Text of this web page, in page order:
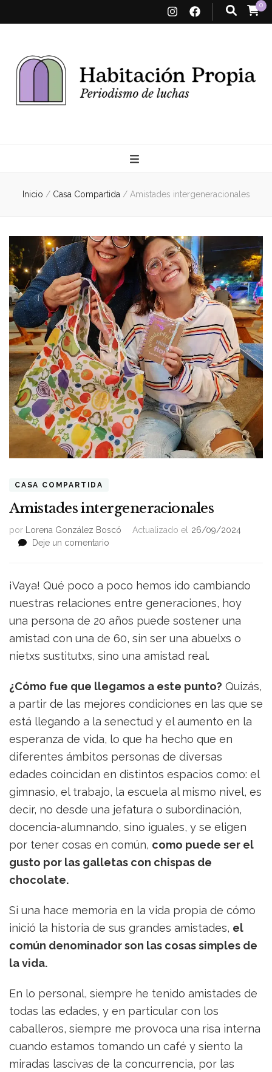
0
Propia
Inicio / Casa Compartida / Amistades intergeneracionales
CASA COMPARTIDA
Amistades intergeneracionales
por Lorena González Boscó Actualizado el
26/09/2024
Deje un comentario
¡Vaya! Qué poco a poco hemos ido cambiando
nuestras relaciones entre generaciones, hoy
una persona de 20 años puede sostener una
amistad con una de 60, sin ser una abuelxs o
nietxs sustitutxs, sino una amistad real.
¿Cómo fue que llegamos a este punto? Quizás,
a partir de las mejores condiciones en las que se
está llegando a la senectud y el aumento en la
esperanza de vida, lo que ha hecho que en
diferentes ámbitos personas de diversas
edades coincidan en distintos espacios como: el
gimnasio, el trabajo, la escuela al mismo nivel, es
decir, no desde una jefatura o subordinación,
docencia-alumnando, sino iguales, y se eligen
por tener cosas en común, como puede ser el
gusto por las galletas con chispas de
chocolate.
Si una hace memoria en la vida propia de cómo
inició la historia de sus grandes amistades, el
común denominador son las cosas simples de
la vida.
En lo personal, siempre he tenido amistades de
todas las edades, y en particular con los
caballeros, siempre me provoca una risa interna
cuando estamos tomando un café y siento la
miradas lascivas de la concurrencia, por las